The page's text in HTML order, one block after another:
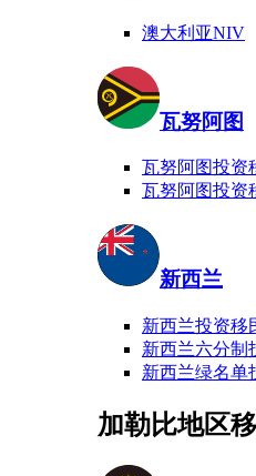
澳大利亚NIV
瓦努阿图
瓦努阿图投资
瓦努阿图投资
新西兰
新西兰投资移
新西兰六分制
新西兰绿名单
加勒比地区